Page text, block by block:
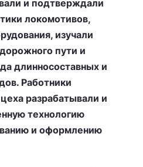
и подтверждали
локомотивов,
изучали
пути и
длинносоставных и
Работники
разрабатывали и
технологию
и оформлению